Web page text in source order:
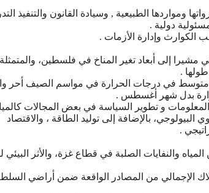
ﻭﻣﻮﺍﺭﺩﻫﺎ ﺍﻟﻄﺒﻴﻌﻴﺔ , ﻭﺳﻴﺎﺩﺓ ﺍﻟﻘﺎﻧﻮﻥ ﻭﺍﻟﺘﻨﻔﻴﺬ
ﺩﻭﻟﻴﺔ .
ﺍﻟﻜﻮﺍﺭﺙ ﻭﺇﺩﺍﺭﺓ ﺍﻷﺯﻣﺎﺕ .
ﻣﺸﻴﺮﺍ ﺇﻟﻰ ﺃﺑﻌﺎﺩ ﺗﻐﻴﺮ ﺍﻟﻤﻨﺎﺥ ﻓﻲ ﻓﻠﺴﻄﻴﻦ،
.
ﻣﺘﻮﺳﻂ ﻓﻲ ﺩﺭﺟﺎﺕ ﺍﻟﺤﺮﺍﺭﺓ ﻓﻲ ﻣﻮﺍﺳﻢ ﺍﻟﺼﻴﻒ ﺃﺣﺮ
ﺣﺮﺍﺭﺓ ﺑﺪﻝ ﺷﻬﺮ ﺃﻏﺴﻄﺲ .
ﻭ ﺗﻄﻮﻳﺮ ﺍﻟﺴﻴﺎﺳﺔ ﻓﻲ ﺑﻌﺾ ﺍﻟﻤﺠﺎﻻﺕ
ﺍﻟﺒﻴﻮﻟﻮﺟﻲ، ﺑﺎﻹﺿﺎﻓﺔ ﺇﻟﻰ ﺗﻮﻟﻴﺪ ﺍﻟﻄﺎﻗﺔ ، ﻭﺍﻻﻗﺘﺼﺎﺩ
.
ﻭﺍﻟﻨﻔﺎﻳﺎﺕ ﺍﻟﺼﻠﺒﺔ ﻓﻲ ﻗﻄﺎﻉ ﻏﺰﺓ، ﻭﺍﻷﺛﺮ ﺍﻟﺒﻴﺌﻲ
ﺍﻹﺟﻤﺎﻟﻲ ﻣﻦ ﺍﻟﻤﺼﺎﺩﺭ ﺍﻟﻮﺍﻗﻌﺔ ﺿﻤﻦ ﺃﺭﺍﺿﻲ